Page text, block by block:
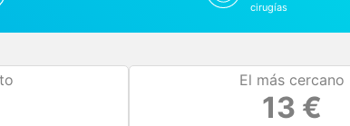
cirugías
El más cercano
13 €